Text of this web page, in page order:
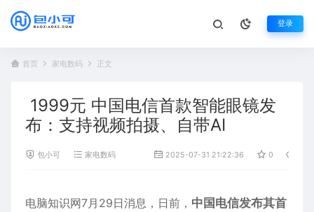
登录
首页 家电数码 正文
1999元 中国电信首款智能眼镜发
布：支持视频拍摄、自带AI
包小可 家电数码 2025-07-31 21:22:36 0
电脑知识网7月29日消息，日前， 中国电信发布其首